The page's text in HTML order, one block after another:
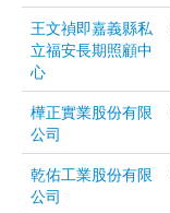
王文禎即嘉義縣私
立福安長期照顧中
心
樺正實業股份有限
公司
乾佑工業股份有限
公司